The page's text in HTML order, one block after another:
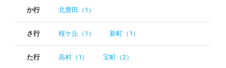
か行 北豊田（1）
さ行 桜ケ丘（1） 新町（1）
た行 高村（1） 宝町（2）